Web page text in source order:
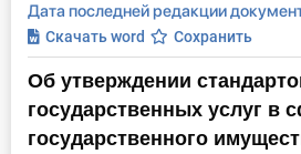
Формы
Консультации
Правовая база
Дата последней редакции
Скачать word Сохранить
Об утверждении
государственных услуг в
государственного